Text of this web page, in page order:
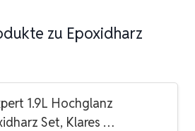
zu Epoxidharz
1.9L Hochglanz
Set, Klares …